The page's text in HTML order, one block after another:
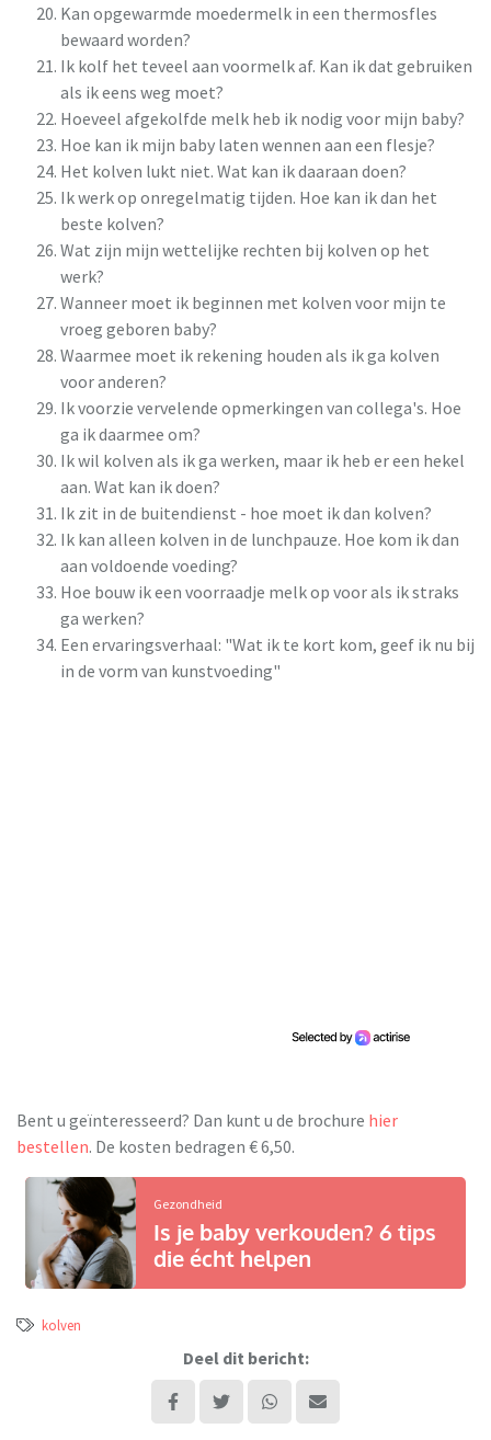
Kan opgewarmde moedermelk in een thermosfles
bewaard worden?
Ik kolf het teveel aan voormelk af. Kan ik dat gebruiken
als ik eens weg moet?
Hoeveel afgekolfde melk heb ik nodig voor mijn baby?
Hoe kan ik mijn baby laten wennen aan een flesje?
Het kolven lukt niet. Wat kan ik daaraan doen?
Ik werk op onregelmatig tijden. Hoe kan ik dan het
beste kolven?
Wat zijn mijn wettelijke rechten bij kolven op het
werk?
Wanneer moet ik beginnen met kolven voor mijn te
vroeg geboren baby?
Waarmee moet ik rekening houden als ik ga kolven
voor anderen?
Ik voorzie vervelende opmerkingen van collega's. Hoe
ga ik daarmee om?
Ik wil kolven als ik ga werken, maar ik heb er een hekel
aan. Wat kan ik doen?
Ik zit in de buitendienst - hoe moet ik dan kolven?
Ik kan alleen kolven in de lunchpauze. Hoe kom ik dan
aan voldoende voeding?
Hoe bouw ik een voorraadje melk op voor als ik straks
ga werken?
Een ervaringsverhaal: "Wat ik te kort kom, geef ik nu bij
in de vorm van kunstvoeding"
Bent u geïnteresseerd? Dan kunt u de brochure hier
bestellen. De kosten bedragen € 6,50.
Gezondheid
Is je baby verkouden? 6 tips
die écht helpen
kolven
Deel dit bericht: